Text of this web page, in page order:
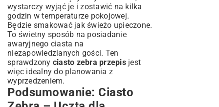
wystarczy wyjąć je i zostawić na kilka
godzin w temperaturze pokojowej.
Będzie smakować jak świeżo upieczone.
To świetny sposób na posiadanie
awaryjnego ciasta na
niezapowiedzianych gości. Ten
sprawdzony ciasto zebra przepisjest
więc idealny do planowania z
wyprzedzeniem.
Podsumowanie: Ciasto